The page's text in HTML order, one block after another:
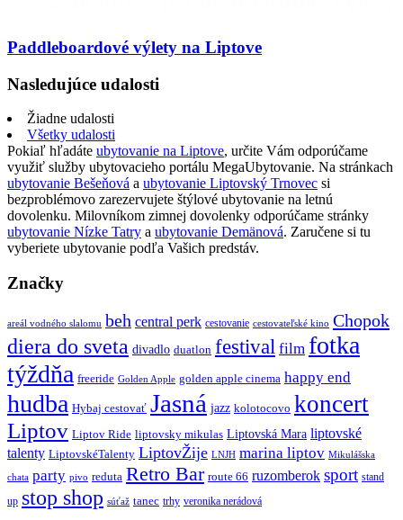
Paddleboardové výlety na Liptove
Nasledujúce udalosti
Žiadne udalosti
Všetky udalosti
Pokiaľ hľadáte ubytovanie na Liptove, určite Vám odporúčame
využiť služby ubytovacieho portálu MegaUbytovanie. Na stránkach
ubytovanie Bešeňová a ubytovanie Liptovský Trnovec si
bezproblémovo zarezervujete štýlové ubytovanie na letnú
dovolenku. Milovníkom zimnej dovolenky odporúčame stránky
ubytovanie Nízke Tatry a ubytovanie Demänová. Zaručene si tu
vyberiete ubytovanie podľa Vašich predstáv.
Značky
areál vodného slalomu beh central perk cestovanie cestovateľské kino Chopok
diera do sveta divadlo duatlon festival film fotka
týždňa freeride Golden Apple golden apple cinema happy end
hudba Hybaj cestovať Jasná jazz kolotocovo koncert
Liptov Liptov Ride liptovsky mikulas Liptovská Mara liptovské
talenty LiptovskéTalenty LiptovŽije LNJH marina liptov Mikulášska
chata party pivo reduta Retro Bar route 66 ruzomberok sport stand
up stop shop súťaž tanec trhy veronika nerádová